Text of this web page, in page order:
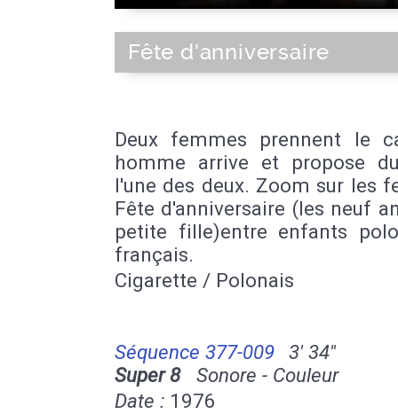
Fête d'anniversaire
Deux femmes prennent le
homme arrive et propose
l'une des deux. Zoom sur les
Fête d'anniversaire (les neuf
petite fille)entre enfants
français.
Cigarette / Polonais
Séquence 377-009
3' 34''
Super 8Sonore - Couleur
Date : 1976